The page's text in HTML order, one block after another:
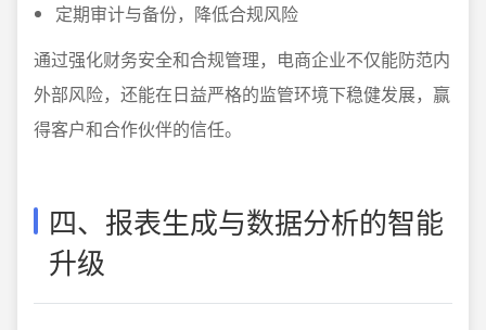
定期审计与备份，降低合规风险
通过强化财务安全和合规管理，电商企业不仅能防范内
外部风险，还能在日益严格的监管环境下稳健发展，赢
得客户和合作伙伴的信任。
四、报表生成与数据分析的智能
升级